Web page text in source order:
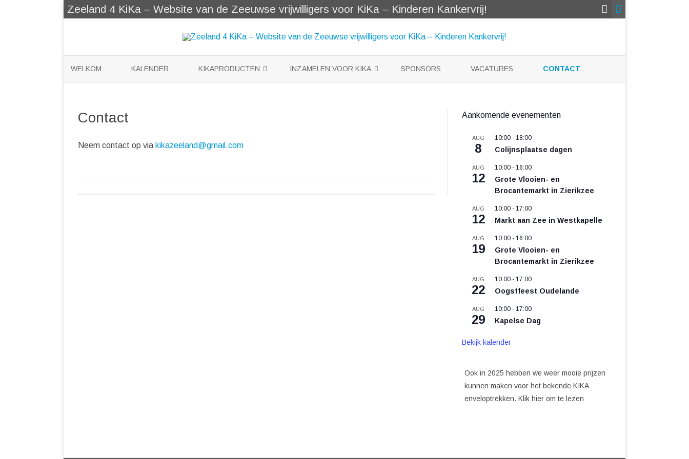
Zeeland 4 KiKa – Website van de Zeeuwse vrijwilligers voor KiKa – Kinderen Kankervrij!
to
WELKOM KALENDER KIKAPRODUCTEN
VOOR KIKA
INZAMELEN VOOR KIKA SPONSORS VACATURES CONTACT
Contact
Neem contact op via kikazeeland@gmail.com
Aankomende evenementen
AUG
8
10:00- 18:00
Colijnsplaatse dagen
AUG
12
10:00- 16:00
Grote Vlooien- en
Brocantemarkt in Zierikzee
AUG
12
10:00- 17:00
Markt aan Zee in Westkapelle
AUG
19
10:00- 16:00
Grote Vlooien- en
Brocantemarkt in Zierikzee
AUG
22
10:00- 17:00
Oogstfeest Oudelande
AUG
29
10:00- 17:00
Kapelse Dag
Bekijk kalender
Ook in 2025 hebben we weer mooie prijzen
kunnen maken voor het bekende KIKA
enveloptrekken. Klik hier om te lezen